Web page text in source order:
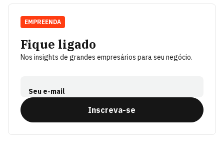
Fique ligado
Nos insights de grandes empresários para seu negócio.
Seu e-mail
Inscreva-se
EMPREENDA